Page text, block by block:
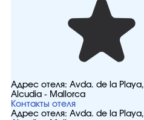
Адрес отеля: Avda. de la
Alcudia - Mallorca
Контакты отеля
Адрес отеля: Avda. de la